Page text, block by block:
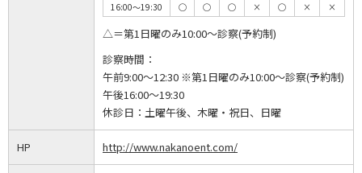
16:00～19:30
◯ ◯ ◯ × ◯ × ×
△＝第1日曜のみ10:00～診察(予約制)
診察時間：
午前9:00～12:30 ※第1日曜のみ10:00～診察(予約制)
午後16:00～19:30
休診日： 土曜午後、木曜・祝日、日曜
HP http://www.nakanoent.com/